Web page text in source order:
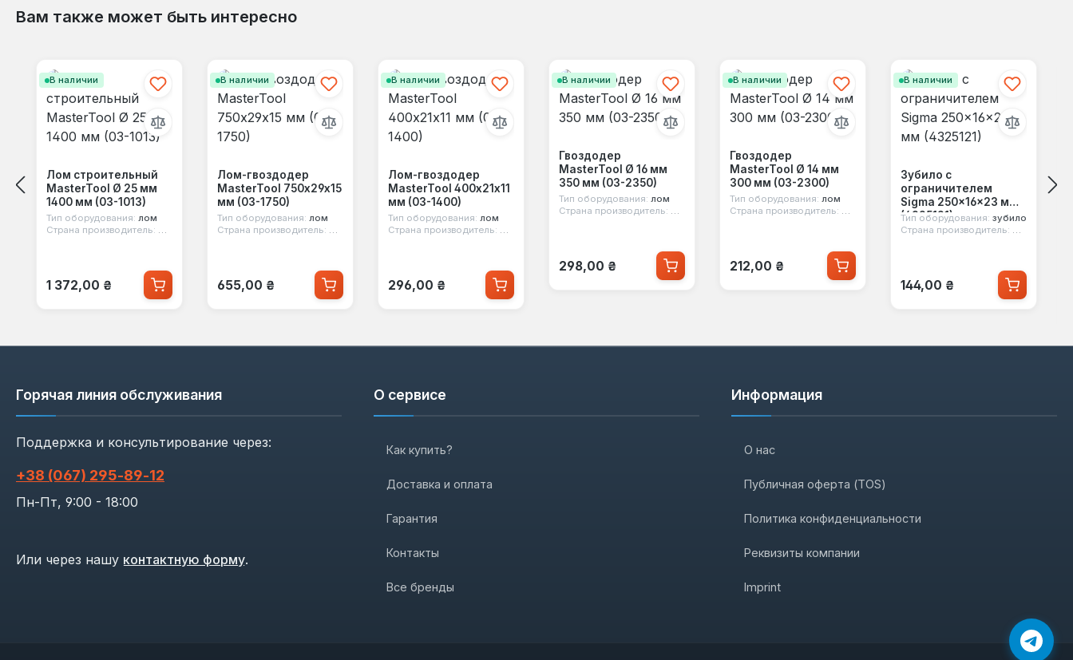
Вам также может быть интересно
В наличии
Лом строительный
MasterTool Ø 25 мм
1400 мм (03-1013)
Тип оборудования: лом
Страна производитель:
Обычная цена:
1 372,00 ₴
В наличии
Лом-гвоздодер
MasterTool 750х29х15
мм (03-1750)
Тип оборудования: лом
Страна производитель:
Обычная цена:
655,00 ₴
В наличии
Лом-гвоздодер
MasterTool 400х21х11
мм (03-1400)
Тип оборудования: лом
Страна производитель:
Обычная цена:
296,00 ₴
В наличии
Гвоздодер
MasterTool Ø 16 мм
350 мм (03-2350)
Тип оборудования: лом
Страна производитель:
Обычная цена:
298,00 ₴
В наличии
Гвоздодер
MasterTool Ø 14 мм
300 мм (03-2300)
Тип оборудования: лом
Страна производитель:
Обычная цена:
212,00 ₴
В наличии
Зубило с
ограничителем
Sigma 250×16×23 мм
(4325121)
Тип оборудования: зубило
Страна производитель:
Обычная цена:
144,00 ₴
Горячая линия обслуживания
Поддержка и консультирование через:
+38 (067) 295‑89‑12
Пн-Пт, 9:00 - 18:00
Или через нашу контактную форму.
О сервисе
Как купить?
Доставка и оплата
Гарантия
Контакты
Все бренды
Информация
О нас
Публичная оферта (TOS)
Политика конфиденциальности
Реквизиты компании
Imprint